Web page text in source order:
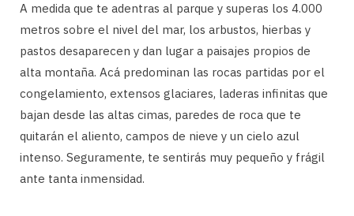
A medida que te adentras al parque y superas los 4.000
metros sobre el nivel del mar, los arbustos, hierbas y
pastos desaparecen y dan lugar a paisajes propios de
alta montaña. Acá predominan las rocas partidas por el
congelamiento, extensos glaciares, laderas infinitas que
bajan desde las altas cimas, paredes de roca que te
quitarán el aliento, campos de nieve y un cielo azul
intenso. Seguramente, te sentirás muy pequeño y frágil
ante tanta inmensidad.